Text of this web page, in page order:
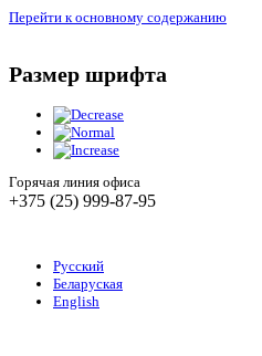
Перейти к основному содержанию
Размер шрифта
Горячая линия офиса
+375 (25) 999-87-95
Русский
Беларуская
English